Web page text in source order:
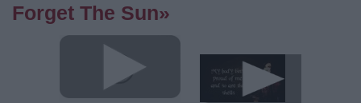
Forget The Sun»